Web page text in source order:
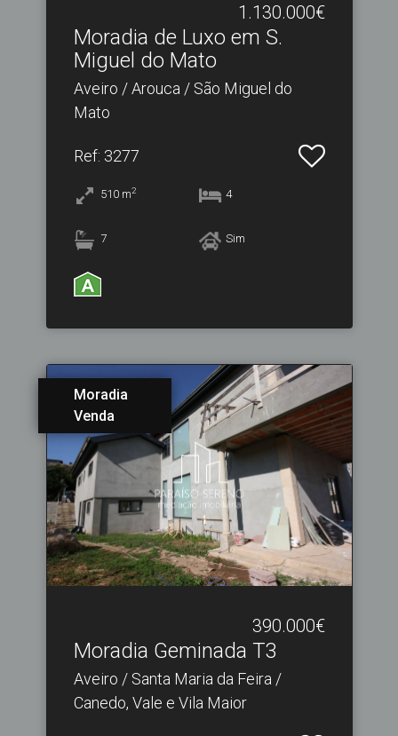
1.130.000€
Moradia de Luxo em S.​
Miguel do Mato
Aveiro / Arouca / São Miguel do
Mato
Ref: 3277
510 m2 4
7 Sim
Moradia
Venda
390.000€
Moradia Geminada T3
Aveiro / Santa Maria da Feira /
Canedo, Vale e Vila Maior